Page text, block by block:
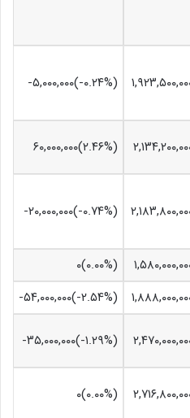
(‎-۰.۲۴%‏)‎-۵,۰۰۰,۰۰۰‏
(‎۲.۴۶%‏)‎۶۰,۰۰۰,۰۰۰‏
(‎-۰.۷۴%‏)‎-۲۰,۰۰۰,۰۰۰‏
(۰.۰۰%)۰
(‎-۲.۵۴%‏)‎-۵۴,۰۰۰,۰۰۰‏
(‎-۱.۲۹%‏)‎-۳۵,۰۰۰,۰۰۰‏
(۰.۰۰%)۰